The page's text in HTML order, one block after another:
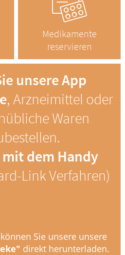
Medikamente
reservieren
unsere App
, Arzneimittel oder
Waren
dem Handy
Link Verfahren)
Sie unsere unsere
direkt herunterladen.